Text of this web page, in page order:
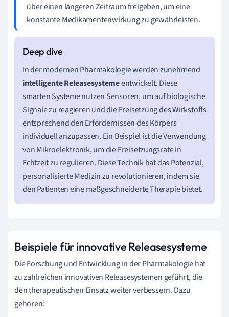
über einen längeren Zeitraum freigeben, um eine
konstante Medikamentenwirkung zu gewährleisten.
In der modernen Pharmakologie werden zunehmend
intelligente Releasesystemeentwickelt. Diese
smarten Systeme nutzen Sensoren, um auf biologische
Signale zu reagieren und die Freisetzung des Wirkstoffs
entsprechend den Erfordernissen des Körpers
individuell anzupassen. Ein Beispiel ist die Verwendung
von Mikroelektronik, um die Freisetzungsrate in
Echtzeit zu regulieren. Diese Technik hat das Potenzial,
personalisierte Medizin zu revolutionieren, indem sie
den Patienten eine maßgeschneiderte Therapie bietet.
Beispiele für innovative Releasesysteme
Die Forschung und Entwicklung in der Pharmakologie hat
zu zahlreichen innovativen Releasesystemen geführt, die
den therapeutischen Einsatz weiter verbessern. Dazu
gehören: